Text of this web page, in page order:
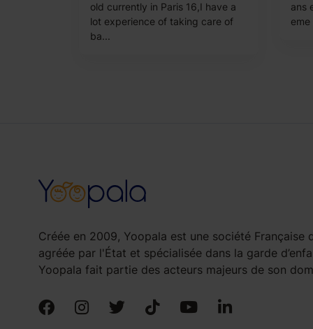
old currently in Paris 16,I have a
lot experience of taking care of
ba...
ans
eme
Créée en 2009, Yoopala est une société Française
agréée par l'État et spécialisée dans la garde
Yoopala fait partie des acteurs majeurs de son